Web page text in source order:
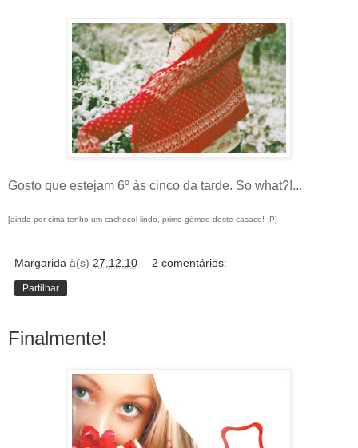
Gosto que estejam 6º às cinco da tarde. So what?!...
[ainda por cima tenho um cachecol lindo, primo gémeo deste casaco! :P]
Margarida à(s) 27.12.10 2 comentários:
Partilhar
Finalmente!